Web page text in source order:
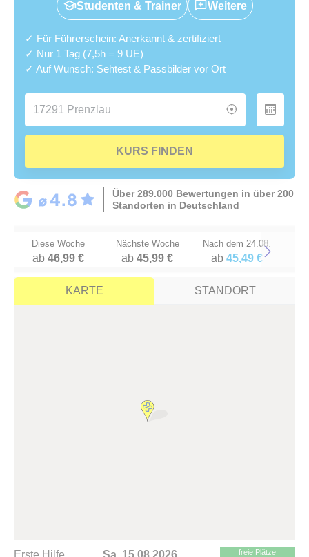
Studenten & Trainer Weitere
✓ Für Führerschein: Anerkannt & zertifiziert
✓ Nur 1 Tag (7,5h = 9 UE)
✓ Auf Wunsch: Sehtest & Passbilder vor Ort
KURS FINDEN
Über 289.000 Bewertungen in über 200
Standorten in Deutschland
Diese Woche
ab46,99 €
Nächste Woche
ab45,99 €
Nach dem 24.08.
ab 45,49 €Next
KARTE STANDORT
Erste Hilfe
Sa. 15.08.2026
freie Plätze